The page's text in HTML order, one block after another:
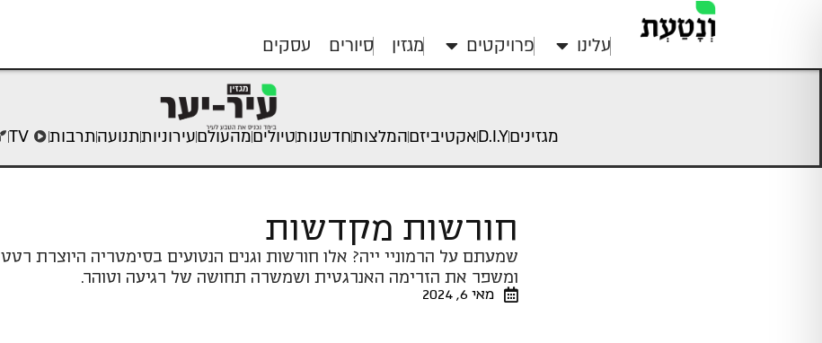
עלינו פרויקטים מגזין סיורים עסקים
מגזיניםD.I.Yאקטיביזםהמלצותחדשנותטיוליםמהעולםעירוניותתנועהתרבות TV
חורשות מקדשות
שמעתם על הרמוניי ייה? אלו חורשות וגנים הנטועים בסימטריה היוצרת
ומשפר את הזרימה האנרגטית ושמשרה תחושה של רגיעה וטוהר.
מאי 6, 2024